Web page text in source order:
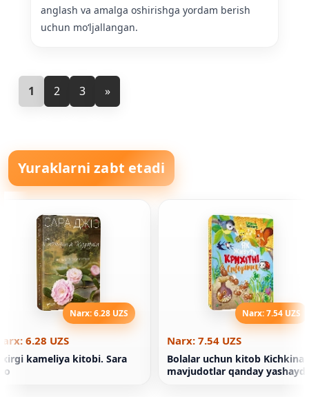
anglash va amalga oshirishga yordam berish
uchun moʻljallangan.
1 2 3 »
Yuraklarni zabt etadi
Narx: 6.28 UZS
6.28 UZS
kameliya kitobi. Sara
Narx: 7.54 UZS
Narx: 7.54 UZS
Bolalar uchun kitob Kichkina
mavjudotlar qanday yashaydi